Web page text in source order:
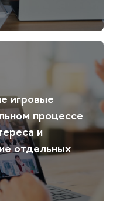
игровые
процессе
и
отдельных